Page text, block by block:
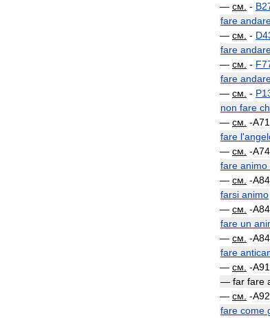
— см -
fare
— см -
fare
— см -
fare
— см -
non fare
— см -
fare l'
— см -
fare animo
— см -
farsi animo
— см -
fare un
— см -
fare
— см -
— far fare
— см -
fare come